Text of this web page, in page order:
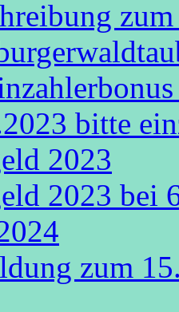
bitte
2023
2023 bei
zum